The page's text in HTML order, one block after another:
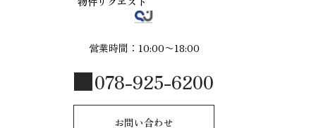
営業時間：10:00〜18:00
078-925-6200
お問い合わせ